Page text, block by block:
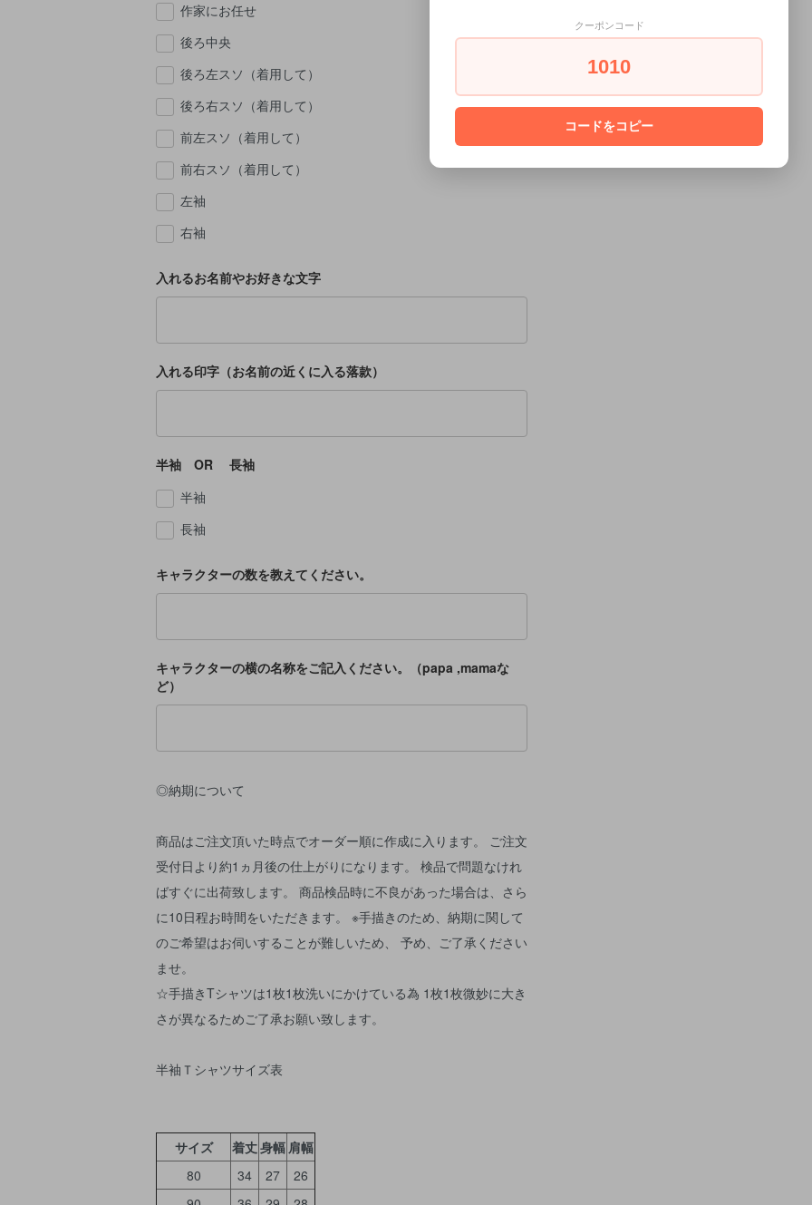
作家にお任せ
後ろ中央
後ろ左スソ（着用して）
後ろ右スソ（着用して）
前左スソ（着用して）
前右スソ（着用して）
左袖
右袖
入れるお名前やお好きな文字
入れる印字（お名前の近くに入る落款）
半袖 OR 長袖
半袖
長袖
キャラクターの数を教えてください。
キャラクターの横の名称をご記入ください。（papa ,mamaな
ど）
◎納期について
商品はご注文頂いた時点でオーダー順に作成に入ります。 ご注文
受付日より約1ヵ月後の仕上がりになります。 検品で問題なけれ
ばすぐに出荷致します。 商品検品時に不良があった場合は、さら
に10日程お時間をいただきます。 ※手描きのため、納期に関して
のご希望はお伺いすることが難しいため、 予め、ご了承ください
ませ。
☆手描きTシャツは1枚1枚洗いにかけている為 1枚1枚微妙に大き
さが異なるためご了承お願い致します。
半袖Ｔシャツサイズ表
サイズ 着丈身幅 肩幅
80
34 27
26
クーポンコード
1010
コードをコピー